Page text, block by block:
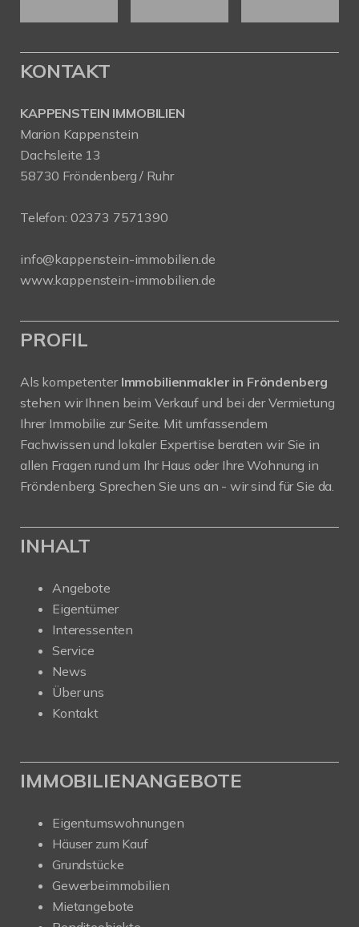
KONTAKT
KAPPENSTEIN IMMOBILIEN
Marion Kappenstein
Dachsleite 13
58730 Fröndenberg / Ruhr
Telefon: 02373 7571390
info@kappenstein-immobilien.de
www.kappenstein-immobilien.de
PROFIL
Als kompetenter Immobilienmakler in Fröndenberg
stehen wir Ihnen beim Verkauf und bei der Vermietung
Ihrer Immobilie zur Seite. Mit umfassendem
Fachwissen und lokaler Expertise beraten wir Sie in
allen Fragen rund um Ihr Haus oder Ihre Wohnung in
Fröndenberg. Sprechen Sie uns an - wir sind für Sie da.
INHALT
Angebote
Eigentümer
Interessenten
Service
News
Über uns
Kontakt
IMMOBILIENANGEBOTE
Eigentumswohnungen
Häuser zum Kauf
Grundstücke
Gewerbeimmobilien
Mietangebote